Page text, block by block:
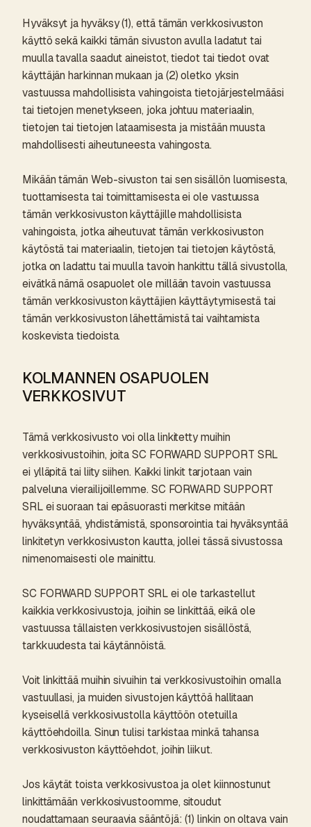
Hyväksyt ja hyväksy (1), että tämän verkkosivuston
käyttö sekä kaikki tämän sivuston avulla ladatut tai
muulla tavalla saadut aineistot, tiedot tai tiedot ovat
käyttäjän harkinnan mukaan ja (2) oletko yksin
vastuussa mahdollisista vahingoista tietojärjestelmääsi
tai tietojen menetykseen, joka johtuu materiaalin,
tietojen tai tietojen lataamisesta ja mistään muusta
mahdollisesti aiheutuneesta vahingosta.
Mikään tämän Web-sivuston tai sen sisällön luomisesta,
tuottamisesta tai toimittamisesta ei ole vastuussa
tämän verkkosivuston käyttäjille mahdollisista
vahingoista, jotka aiheutuvat tämän verkkosivuston
käytöstä tai materiaalin, tietojen tai tietojen käytöstä,
jotka on ladattu tai muulla tavoin hankittu tällä sivustolla,
eivätkä nämä osapuolet ole millään tavoin vastuussa
tämän verkkosivuston käyttäjien käyttäytymisestä tai
tämän verkkosivuston lähettämistä tai vaihtamista
koskevista tiedoista.
KOLMANNEN OSAPUOLEN
VERKKOSIVUT
Tämä verkkosivusto voi olla linkitetty muihin
verkkosivustoihin, joita SC FORWARD SUPPORT SRL
ei ylläpitä tai liity siihen. Kaikki linkit tarjotaan vain
palveluna vierailijoillemme. SC FORWARD SUPPORT
SRL ei suoraan tai epäsuorasti merkitse mitään
hyväksyntää, yhdistämistä, sponsorointia tai hyväksyntää
linkitetyn verkkosivuston kautta, jollei tässä sivustossa
nimenomaisesti ole mainittu.
SC FORWARD SUPPORT SRL ei ole tarkastellut
kaikkia verkkosivustoja, joihin se linkittää, eikä ole
vastuussa tällaisten verkkosivustojen sisällöstä,
tarkkuudesta tai käytännöistä.
Voit linkittää muihin sivuihin tai verkkosivustoihin omalla
vastuullasi, ja muiden sivustojen käyttöä hallitaan
kyseisellä verkkosivustolla käyttöön otetuilla
käyttöehdoilla. Sinun tulisi tarkistaa minkä tahansa
verkkosivuston käyttöehdot, joihin liikut.
Jos käytät toista verkkosivustoa ja olet kiinnostunut
linkittämään verkkosivustoomme, sitoudut
noudattamaan seuraavia sääntöjä: (1) linkin on oltava vain